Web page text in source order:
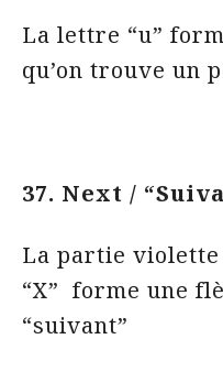
La lettre “u”
qu’on trouve un
37. Next /
La partie
“X” forme une
“suivant”